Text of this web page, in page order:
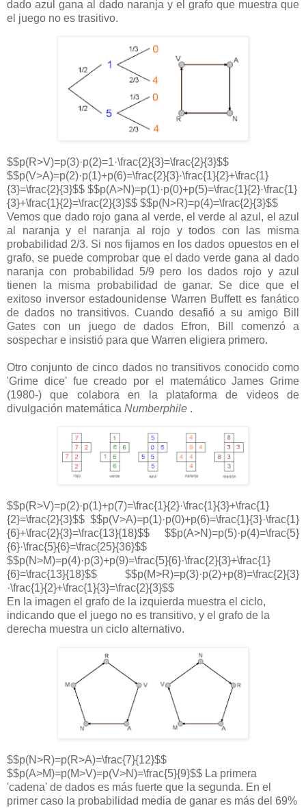
dado azul gana al dado naranja y el grafo que muestra que
el juego no es trasitivo.
$$p(R>V)=p(3)·p(2)=1·\frac{2}{3}=\frac{2}{3}$$
$$p(V>A)=p(2)·p(1)+p(6)=\frac{2}{3}·\frac{1}{2}+\frac{1}
{3}=\frac{2}{3}$$ $$p(A>N)=p(1)·p(0)+p(5)=\frac{1}{2}·\frac{1}
{3}+\frac{1}{2}=\frac{2}{3}$$ $$p(N>R)=p(4)=\frac{2}{3}$$
Vemos que dado rojo gana al verde, el verde al azul, el azul
al naranja y el naranja al rojo y todos con las misma
probabilidad 2/3. Si nos fijamos en los dados opuestos en el
grafo, se puede comprobar que el dado verde gana al dado
naranja con probabilidad 5/9 pero los dados rojo y azul
tienen la misma probabilidad de ganar. Se dice que el
exitoso inversor estadounidense Warren Buffett es fanático
de dados no transitivos. Cuando desafió a su amigo Bill
Gates con un juego de dados Efron, Bill comenzó a
sospechar e insistió para que Warren eligiera primero.
Otro conjunto de cinco dados no transitivos conocido como
'Grime dice' fue creado por el matemático James Grime
(1980-) que colabora en la plataforma de videos de
divulgación matemática Numberphile .
$$p(R>V)=p(2)·p(1)+p(7)=\frac{1}{2}·\frac{1}{3}+\frac{1}
{2}=\frac{2}{3}$$ $$p(V>A)=p(1)·p(0)+p(6)=\frac{1}{3}·\frac{1}
{6}+\frac{2}{3}=\frac{13}{18}$$ $$p(A>N)=p(5)·p(4)=\frac{5}
{6}·\frac{5}{6}=\frac{25}{36}$$
$$p(N>M)=p(4)·p(3)+p(9)=\frac{5}{6}·\frac{2}{3}+\frac{1}
{6}=\frac{13}{18}$$ $$p(M>R)=p(3)·p(2)+p(8)=\frac{2}{3}
·\frac{1}{2}+\frac{1}{3}=\frac{2}{3}$$
En la imagen el grafo de la izquierda muestra el ciclo,
indicando que el juego no es transitivo, y el grafo de la
derecha muestra un ciclo alternativo.
$$p(N>R)=p(R>A)=\frac{7}{12}$$
$$p(A>M)=p(M>V)=p(V>N)=\frac{5}{9}$$ La primera
'cadena' de dados es más fuerte que la segunda. En el
primer caso la probabilidad media de ganar es más del 69%